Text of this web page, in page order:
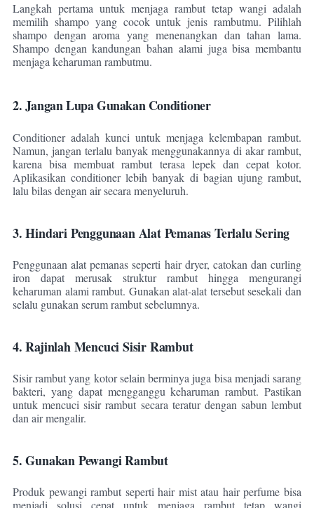
Langkah pertama untuk menjaga rambut tetap wangi adalah
memilih shampo yang cocok untuk jenis rambutmu. Pilihlah
shampo dengan aroma yang menenangkan dan tahan lama.
Shampo dengan kandungan bahan alami juga bisa membantu
menjaga keharuman rambutmu.
2. Jangan Lupa Gunakan Conditioner
Conditioner adalah kunci untuk menjaga kelembapan rambut.
Namun, jangan terlalu banyak menggunakannya di akar rambut,
karena bisa membuat rambut terasa lepek dan cepat kotor.
Aplikasikan conditioner lebih banyak di bagian ujung rambut,
lalu bilas dengan air secara menyeluruh.
3. Hindari Penggunaan Alat Pemanas Terlalu Sering
Penggunaan alat pemanas seperti hair dryer, catokan dan curling
iron dapat merusak struktur rambut hingga mengurangi
keharuman alami rambut. Gunakan alat-alat tersebut sesekali dan
selalu gunakan serum rambut sebelumnya.
4. Rajinlah Mencuci Sisir Rambut
Sisir rambut yang kotor selain berminya juga bisa menjadi sarang
bakteri, yang dapat mengganggu keharuman rambut. Pastikan
untuk mencuci sisir rambut secara teratur dengan sabun lembut
dan air mengalir.
5. Gunakan Pewangi Rambut
Produk pewangi rambut seperti hair mist atau hair perfume bisa
menjadi solusi cepat untuk menjaga rambut tetap wangi